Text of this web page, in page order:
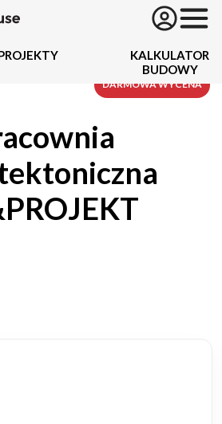
KALKULATOR
BUDOWY
DARMOWA WYCENA